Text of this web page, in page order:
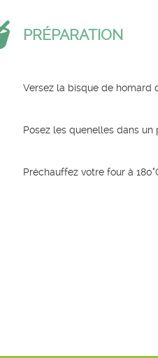
PRÉPARATION
Versez la bisque de homard
Posez les quenelles dans
Préchauffez votre four à